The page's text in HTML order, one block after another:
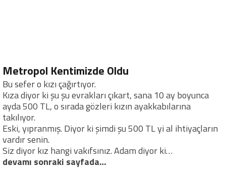
Metropol Kentimizde Oldu
Bu sefer o kızı çağırtıyor.
Kıza diyor ki şu şu evrakları çıkart, sana 10 ay boyunca
ayda 500 TL, o sırada gözleri kızın ayakkabılarına
takılıyor.
Eski, yıpranmış. Diyor ki şimdi şu 500 TL yi al ihtiyaçların
vardır senin.
Siz diyor kız hangi vakıfsınız. Adam diyor ki…
devamı sonraki sayfada…